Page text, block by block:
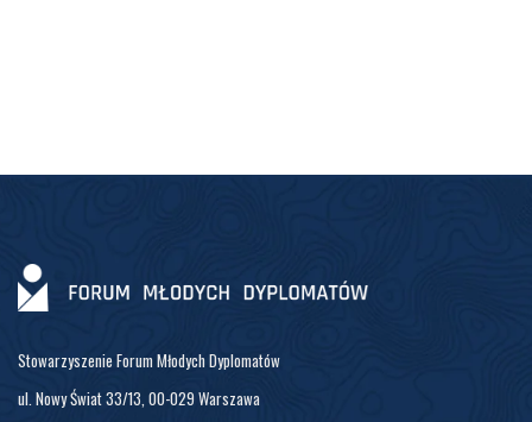
Stowarzyszenie Forum Młodych Dyplomatów
ul. Nowy Świat 33/13, 00-029 Warszawa